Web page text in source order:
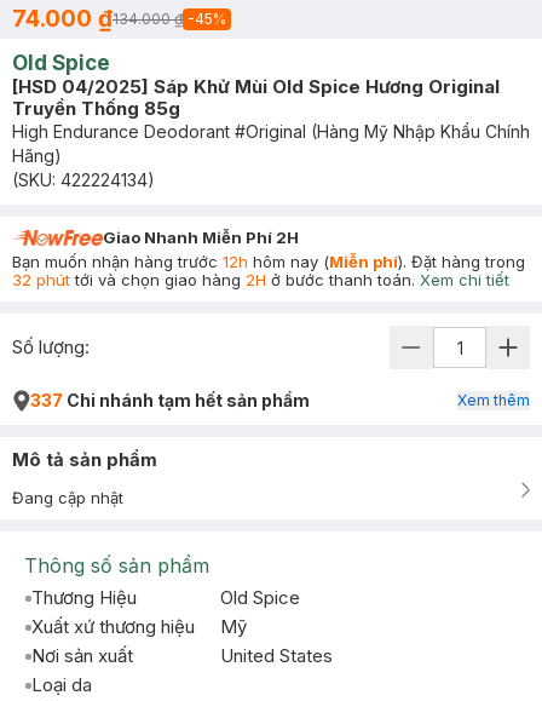
74.000 ₫134.000 ₫ -45%
Old Spice
[HSD 04/2025] Sáp Khử Mùi Old Spice Hương Original
Truyền Thống 85g
High Endurance Deodorant #Original (Hàng Mỹ Nhập Khẩu Chính
Hãng)
(SKU: 422224134)
Giao Nhanh Miễn Phí 2H
Bạn muốn nhận hàng trước 12h hôm nay (Miễn phí). Đặt hàng trong
32 phúttới và chọn giao hàng 2H ở bước thanh toán. Xem chi tiết
Số lượng:
337 Chi nhánh tạm hết sản phẩm Xem thêm
Mô tả sản phẩm
Đang cập nhật
Thông số sản phẩm
Thương Hiệu
Old Spice
Xuất xứ thương hiệu
Mỹ
Nơi sản xuất
United States
Loại da